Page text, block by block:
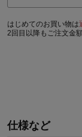
はじめてのお買い物は
2回目以降もご注文金
仕様など